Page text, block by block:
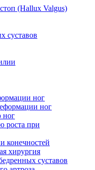
(Hallux Valgus)
суставов
ног
ног
ног
роста при
конечностей
хирургия
суставов